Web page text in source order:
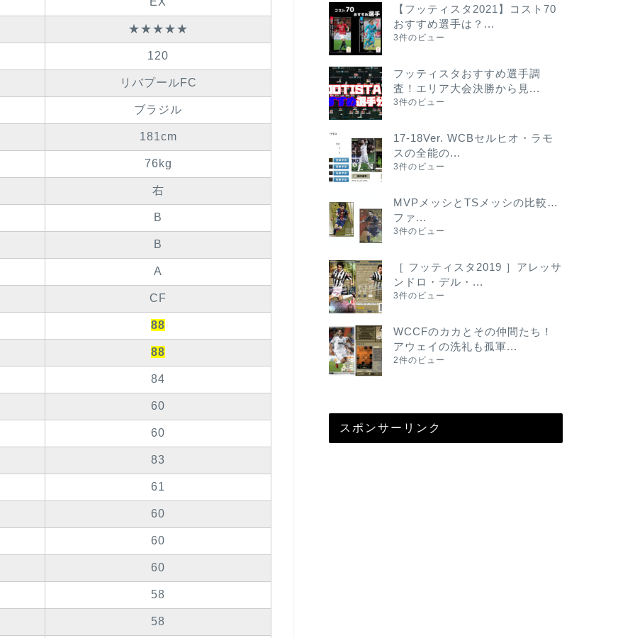
★★★★★
120
リバプールFC
ブラジル
181cm
76kg
右
B
B
A
CF
88
88
84
60
60
83
61
60
60
60
58
58
【フッティスタ2021】コスト70
おすすめ選手は？...
3件のビュー
フッティスタおすすめ選手調
査！エリア大会決勝から見...
3件のビュー
17-18Ver. WCBセルヒオ・ラモ
スの全能の...
3件のビュー
MVPメッシとTSメッシの比較…
ファ...
3件のビュー
［ フッティスタ2019 ］アレッサ
ンドロ・デル・...
3件のビュー
WCCFのカカとその仲間たち！
アウェイの洗礼も孤軍...
2件のビュー
スポンサーリンク